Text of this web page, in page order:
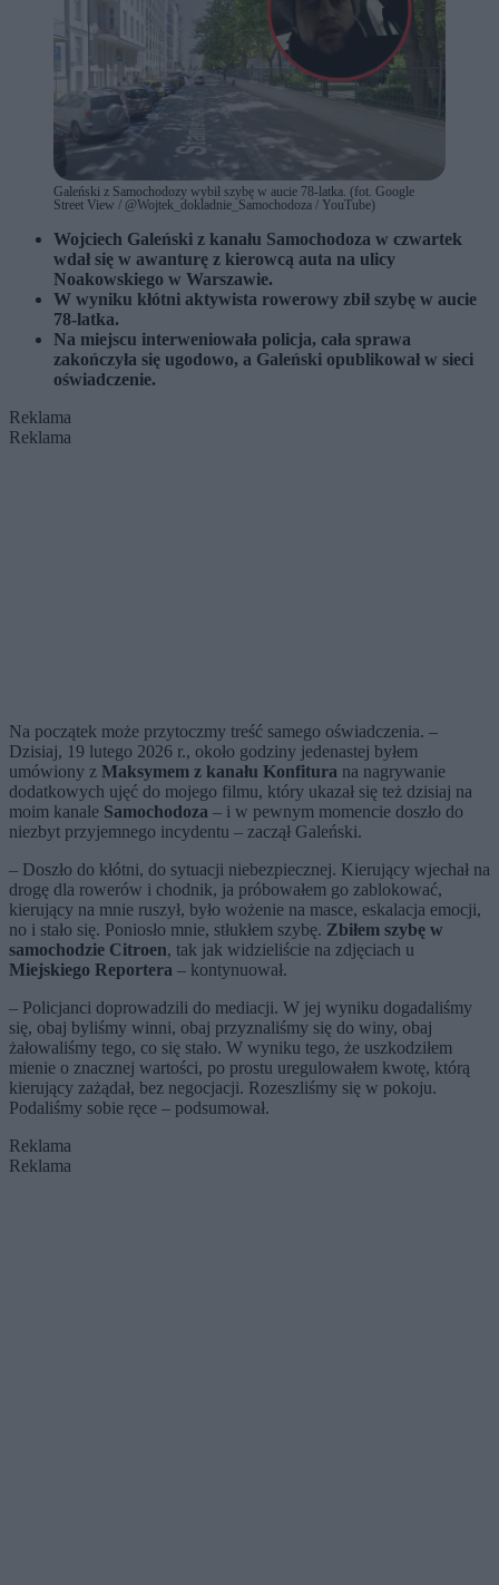
Galeński z Samochodozy wybił szybę w aucie 78-latka. (fot. Google
Street View / @Wojtek_dokladnie_Samochodoza / YouTube)
Wojciech Galeński z kanału Samochodoza w czwartek
wdał się w awanturę z kierowcą auta na ulicy
Noakowskiego w Warszawie.
W wyniku kłótni aktywista rowerowy zbił szybę w aucie
78-latka.
Na miejscu interweniowała policja, cała sprawa
zakończyła się ugodowo, a Galeński opublikował w sieci
oświadczenie.
Reklama
Reklama
Na początek może przytoczmy treść samego oświadczenia. –
Dzisiaj, 19 lutego 2026 r., około godziny jedenastej byłem
umówiony z Maksymem z kanału Konfitura na nagrywanie
dodatkowych ujęć do mojego filmu, który ukazał się też dzisiaj na
moim kanale Samochodoza – i w pewnym momencie doszło do
niezbyt przyjemnego incydentu – zaczął Galeński.
– Doszło do kłótni, do sytuacji niebezpiecznej. Kierujący wjechał na
drogę dla rowerów i chodnik, ja próbowałem go zablokować,
kierujący na mnie ruszył, było wożenie na masce, eskalacja emocji,
no i stało się. Poniosło mnie, stłukłem szybę. Zbiłem szybę w
samochodzie Citroen, tak jak widzieliście na zdjęciach u
Miejskiego Reportera – kontynuował.
– Policjanci doprowadzili do mediacji. W jej wyniku dogadaliśmy
się, obaj byliśmy winni, obaj przyznaliśmy się do winy, obaj
żałowaliśmy tego, co się stało. W wyniku tego, że uszkodziłem
mienie o znacznej wartości, po prostu uregulowałem kwotę, którą
kierujący zażądał, bez negocjacji. Rozeszliśmy się w pokoju.
Podaliśmy sobie ręce – podsumował.
Reklama
Reklama